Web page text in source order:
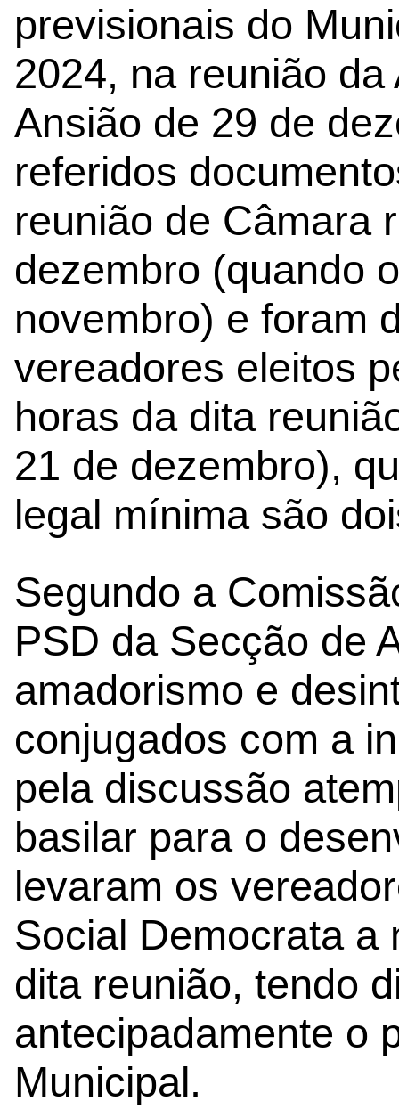
previsionais do
2024, na reunião
Ansião de 29 de
referidos
reunião de Câmara
dezembro (quando
novembro) e foram
vereadores eleitos
horas da dita
21 de dezembro),
legal mínima são
Segundo a
PSD da Secção de
amadorismo e
conjugados com a
pela discussão
basilar para o
levaram os
Social Democrata a
dita reunião, tendo
antecipadamente o
Municipal.